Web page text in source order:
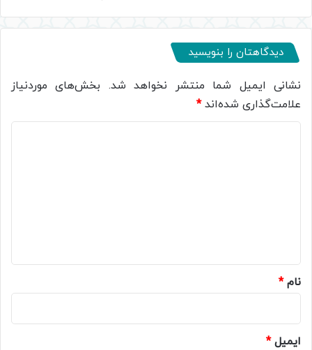
دیدگاهتان را بنویسید
نشانی ایمیل شما منتشر نخواهد شد. بخش‌های موردنیاز
علامت‌گذاری شده‌اند*
نام*
ایمیل*